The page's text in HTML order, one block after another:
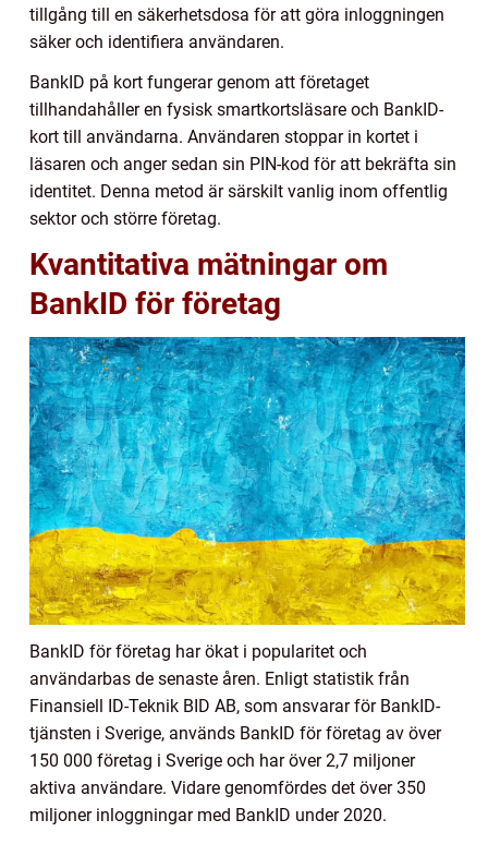
tillgång till en säkerhetsdosa för att göra inloggningen
säker och identifiera användaren.
BankID på kort fungerar genom att företaget
tillhandahåller en fysisk smartkortsläsare och BankID-
kort till användarna. Användaren stoppar in kortet i
läsaren och anger sedan sin PIN-kod för att bekräfta sin
identitet. Denna metod är särskilt vanlig inom offentlig
sektor och större företag.
Kvantitativa mätningar om
BankID för företag
BankID för företag har ökat i popularitet och
användarbas de senaste åren. Enligt statistik från
Finansiell ID-Teknik BID AB, som ansvarar för BankID-
tjänsten i Sverige, används BankID för företag av över
150 000 företag i Sverige och har över 2,7 miljoner
aktiva användare. Vidare genomfördes det över 350
miljoner inloggningar med BankID under 2020.